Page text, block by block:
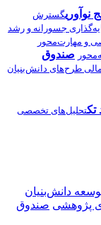
نوآوریگسترش
جسورانه و رشد
و مهارت‌محور
صندوق
طرح‌های دانش‌بنیان
تکتحلیل‌های تخصصی
دانش‌بنیان
پژوهشی صندوق